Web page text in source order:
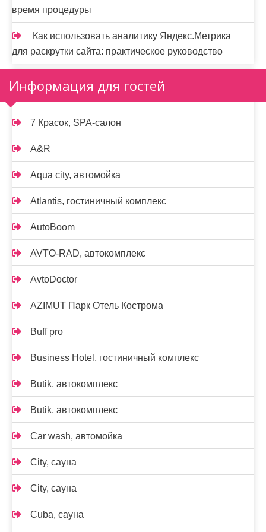
время процедуры
Как использовать аналитику Яндекс.Метрика
для раскрутки сайта: практическое руководство
Информация для гостей
7 Красок, SPA-салон
A&R
Aqua city, автомойка
Atlantis, гостиничный комплекс
AutoBoom
AVTO-RAD, автокомплекс
AvtoDoctor
AZIMUT Парк Отель Кострома
Buff pro
Business Hotel, гостиничный комплекс
Butik, автокомплекс
Butik, автокомплекс
Car wash, автомойка
City, сауна
City, сауна
Cuba, сауна